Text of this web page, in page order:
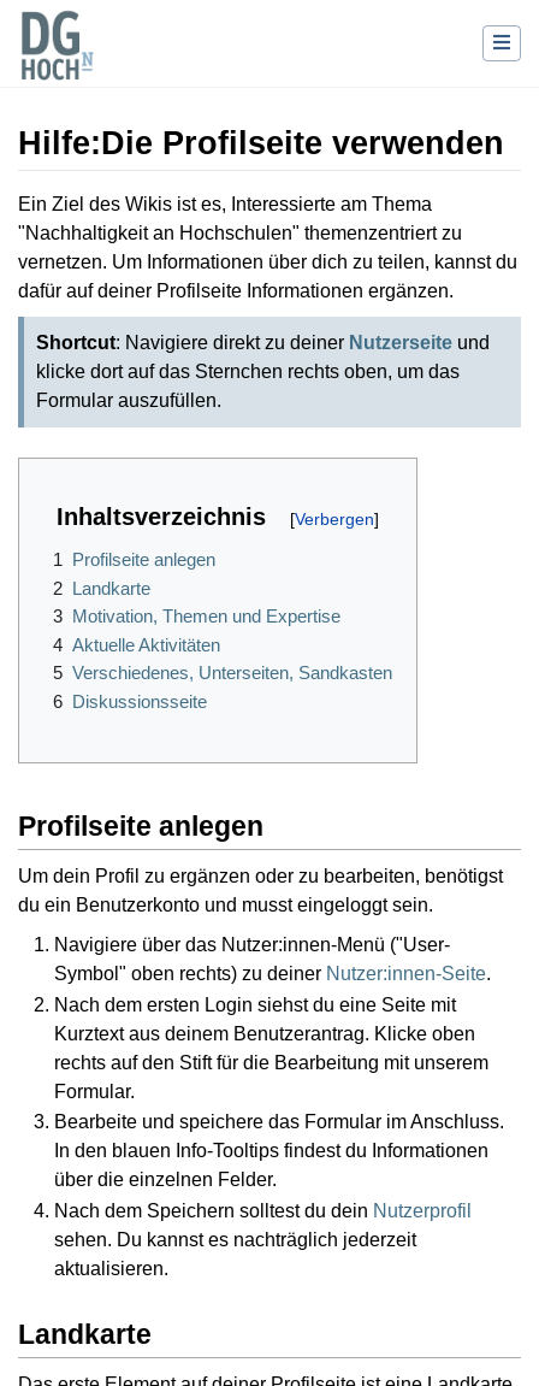
Hilfe:Die Profilseite verwenden
Wechseln zu:Navigation ,Suche
Ein Ziel des Wikis ist es, Interessierte am Thema
"Nachhaltigkeit an Hochschulen" themenzentriert zu
vernetzen. Um Informationen über dich zu teilen, kannst du
dafür auf deiner Profilseite Informationen ergänzen.
Shortcut: Navigiere direkt zu deiner Nutzerseite und
klicke dort auf das Sternchen rechts oben, um das
Formular auszufüllen.
Inhaltsverzeichnis
1 Profilseite anlegen
2 Landkarte
3 Motivation, Themen und Expertise
4 Aktuelle Aktivitäten
5 Verschiedenes, Unterseiten, Sandkasten
6 Diskussionsseite
Profilseite anlegen
Um dein Profil zu ergänzen oder zu bearbeiten, benötigst
du ein Benutzerkonto und musst eingeloggt sein.
Navigiere über das Nutzer:innen-Menü ("User-
Symbol" oben rechts) zu deiner Nutzer:innen-Seite.
Nach dem ersten Login siehst du eine Seite mit
Kurztext aus deinem Benutzerantrag. Klicke oben
rechts auf den Stift für die Bearbeitung mit unserem
Formular.
Bearbeite und speichere das Formular im Anschluss.
In den blauen Info-Tooltips findest du Informationen
über die einzelnen Felder.
Nach dem Speichern solltest du dein Nutzerprofil
sehen. Du kannst es nachträglich jederzeit
aktualisieren.
Landkarte